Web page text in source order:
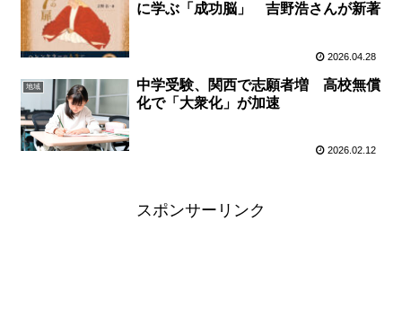
に学ぶ「成功脳」 吉野浩さんが新著
2026.04.28
地域
中学受験、関西で志願者増 高校無償
化で「大衆化」が加速
2026.02.12
スポンサーリンク